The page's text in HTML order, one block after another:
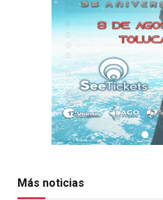
Más noticias